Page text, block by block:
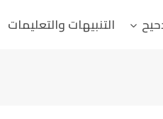
التنبيهات والتعليمات